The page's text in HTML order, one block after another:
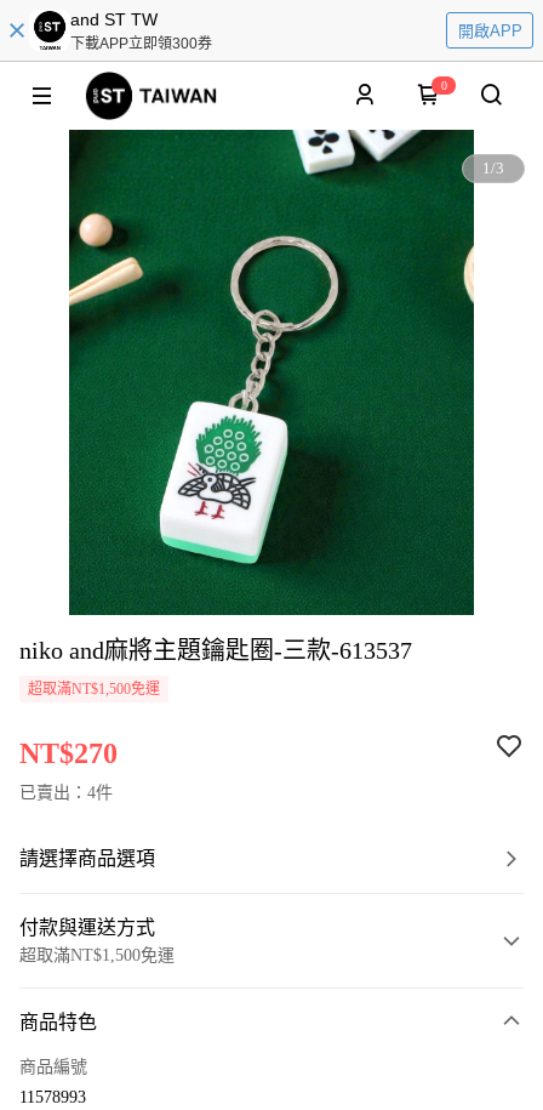
and ST TW
下載APP立即領300券
開啟APP
0
1/3
niko and麻將主題鑰匙圈-三款-613537
超取滿NT$1,500免運
NT$270
已賣出：4件
請選擇商品選項
付款與運送方式
超取滿NT$1,500免運
信用卡一次付款
商品特色
商品編號
11578993